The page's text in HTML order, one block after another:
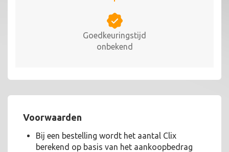
Goedkeuringstijd
onbekend
Voorwaarden
Bij een bestelling wordt het aantal Clix
berekend op basis van het aankoopbedrag